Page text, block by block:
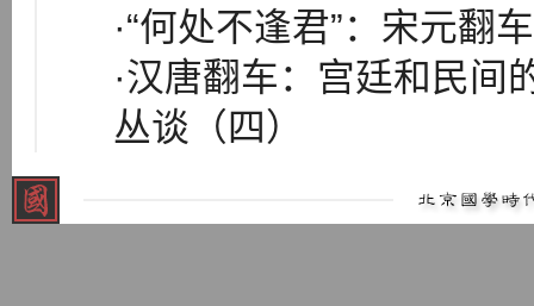
·“何处不逢君”：宋元翻
·汉唐翻车：宫廷和民
丛谈（四）